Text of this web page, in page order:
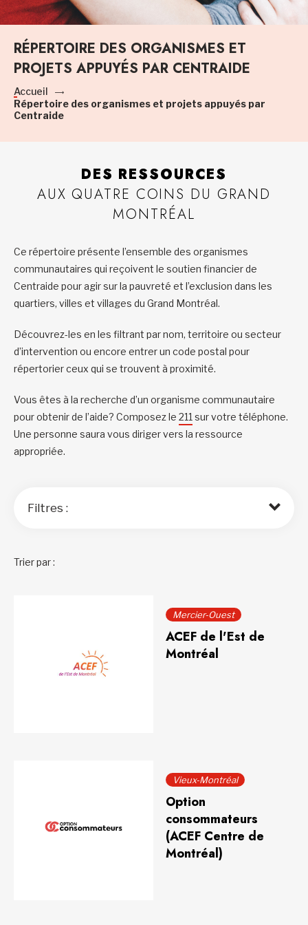
RÉPERTOIRE DES ORGANISMES ET
PROJETS APPUYÉS PAR CENTRAIDE
Accueil
Répertoire des organismes et projets appuyés par
Centraide
DES RESSOURCES
AUX QUATRE COINS DU GRAND
MONTRÉAL
Ce répertoire présente l’ensemble des organismes
communautaires qui reçoivent le soutien financier de
Centraide pour agir sur la pauvreté et l’exclusion dans les
quartiers, villes et villages du Grand Montréal.
Découvrez-les en les filtrant par nom, territoire ou secteur
d’intervention ou encore entrer un code postal pour
répertorier ceux qui se trouvent à proximité.
Vous êtes à la recherche d’un organisme communautaire
pour obtenir de l’aide? Composez le 211 sur votre téléphone.
Une personne saura vous diriger vers la ressource
appropriée.
Filtres :
Trier par :
Mercier-Ouest
ACEF de l'Est de
Montréal
Vieux-Montréal
Option
consommateurs
(ACEF Centre de
Montréal)